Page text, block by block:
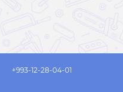
+993-12-28-04-01